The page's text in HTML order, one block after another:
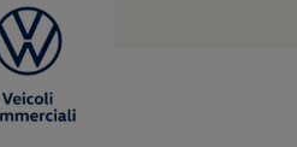
Credito
GAP Protezioneventi
Usato